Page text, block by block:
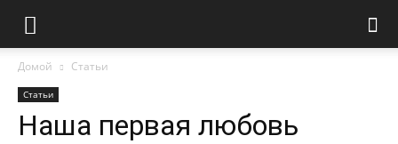
Домой Статьи
Статьи
Наша первая любовь